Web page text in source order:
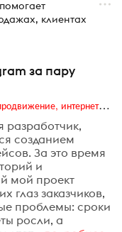
клиентах
за пару
Digital (web-дизайн, интернет-реклама и продвижение, интернет-сообщества и блоги, интернет-коммуникации, мобильный маркетинг, реклама на цифровых экранах)
разработчик,
созданием
За это время
и
мой проект
глаз заказчиков,
проблемы: сроки
росли, а